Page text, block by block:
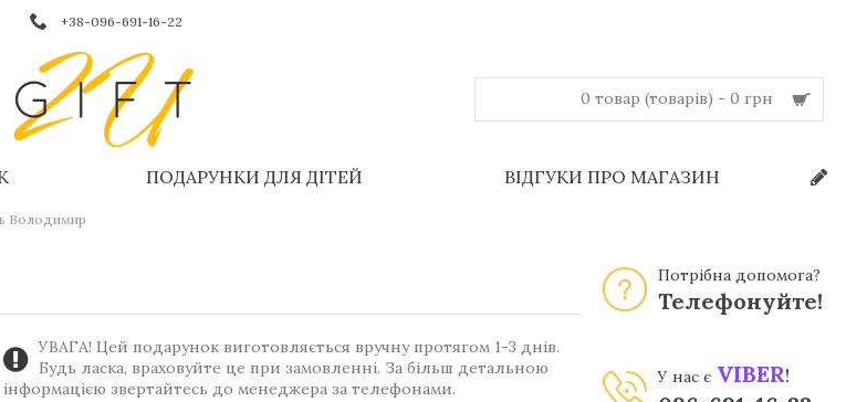
+38-096-691-16-22
0 товар (товарів) - 0 грн
ПОДАРУНКИ ДЛЯ ДІТЕЙ ВІДГУКИ ПРО МАГАЗИН
Володимир
Потрібна допомога?
Телефонуйте!
У нас є VIBER!
УВАГА! Цей подарунок виготовляється вручну протягом 1-3 днів.
Будь ласка, враховуйте це при замовленні. За більш детальною
інформацією звертайтесь до менеджера за телефонами.